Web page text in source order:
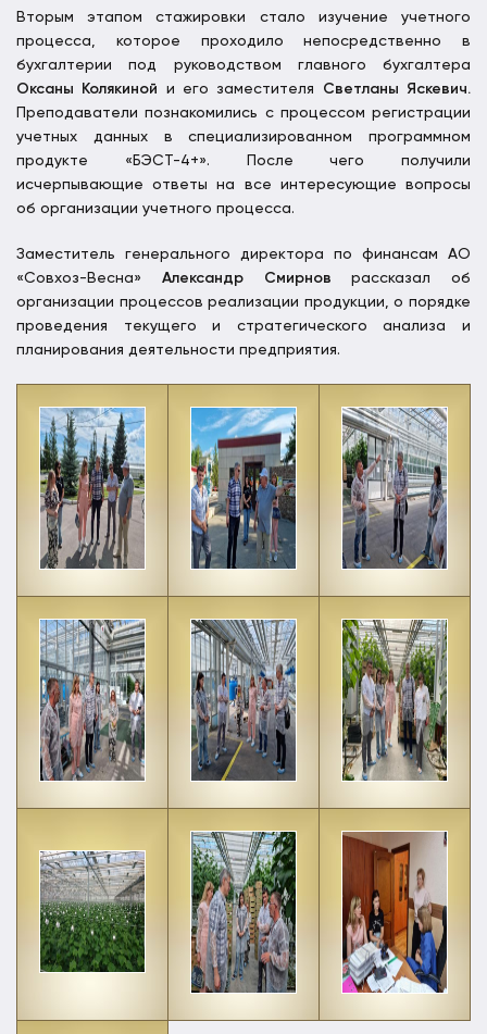
Вторым этапом стажировки стало изучение учетного
процесса, которое проходило непосредственно в
бухгалтерии под руководством главного бухгалтера
Оксаны Колякиной и его заместителя Светланы Яскевич.
Преподаватели познакомились с процессом регистрации
учетных данных в специализированном программном
продукте «БЭСТ-4+». После чего получили
исчерпывающие ответы на все интересующие вопросы
об организации учетного процесса.
Заместитель генерального директора по финансам АО
«Совхоз-Весна» Александр Смирнов рассказал об
организации процессов реализации продукции, о порядке
проведения текущего и стратегического анализа и
планирования деятельности предприятия.